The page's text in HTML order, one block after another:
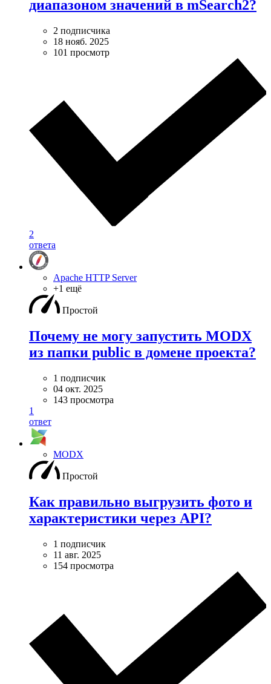
диапазоном значений в mSearch2?
2 подписчика
18 нояб. 2025
101 просмотр
2
ответа
Apache HTTP Server
+1 ещё
Простой
Почему не могу запустить MODX
из папки public в домене проекта?
1 подписчик
04 окт. 2025
143 просмотра
1
ответ
MODX
Простой
Как правильно выгрузить фото и
характеристики через API?
1 подписчик
11 авг. 2025
154 просмотра